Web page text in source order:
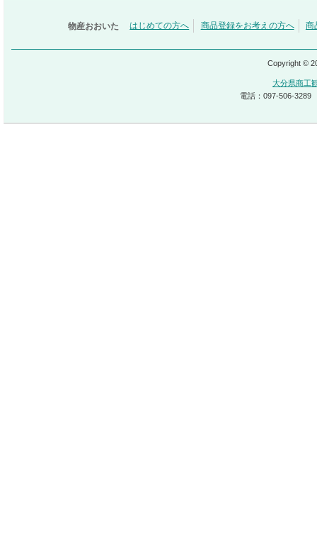
物産おおいた はじめての方へ 商品登録をお考えの方へ 商
Copyright ©
大分県商工
電話：097-506-